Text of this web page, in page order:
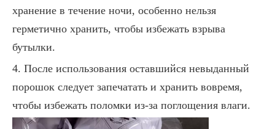
хранение в течение ночи, особенно нельзя
герметично хранить, чтобы избежать взрыва
бутылки.
4. После использования оставшийся невыданный
порошок следует запечатать и хранить вовремя,
чтобы избежать поломки из-за поглощения влаги.